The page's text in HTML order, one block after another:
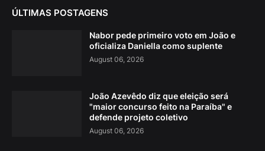
ÚLTIMAS POSTAGENS
Nabor pede primeiro voto em João e
oficializa Daniella como suplente
August 06, 2026
João Azevêdo diz que eleição será
"maior concurso feito na Paraíba" e
defende projeto coletivo
August 06, 2026